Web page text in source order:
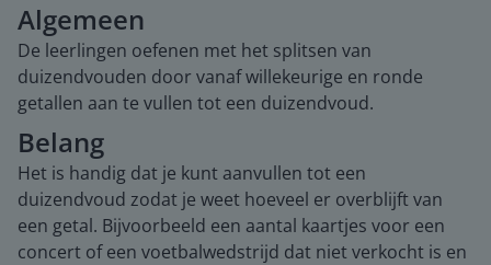
Algemeen
De leerlingen oefenen met het splitsen van
duizendvouden door vanaf willekeurige en ronde
getallen aan te vullen tot een duizendvoud.
Belang
Het is handig dat je kunt aanvullen tot een
duizendvoud zodat je weet hoeveel er overblijft van
een getal. Bijvoorbeeld een aantal kaartjes voor een
concert of een voetbalwedstrijd dat niet verkocht is en